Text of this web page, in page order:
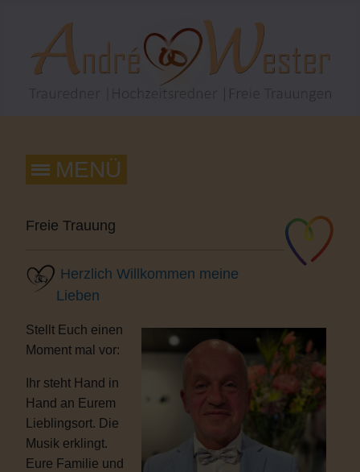
Freie Trauung
Herzlich Willkommen meine
Lieben
Stellt Euch einen
Moment mal vor:
Ihr steht Hand in
Hand an Eurem
Lieblingsort. Die
Musik erklingt.
Eure Familie und